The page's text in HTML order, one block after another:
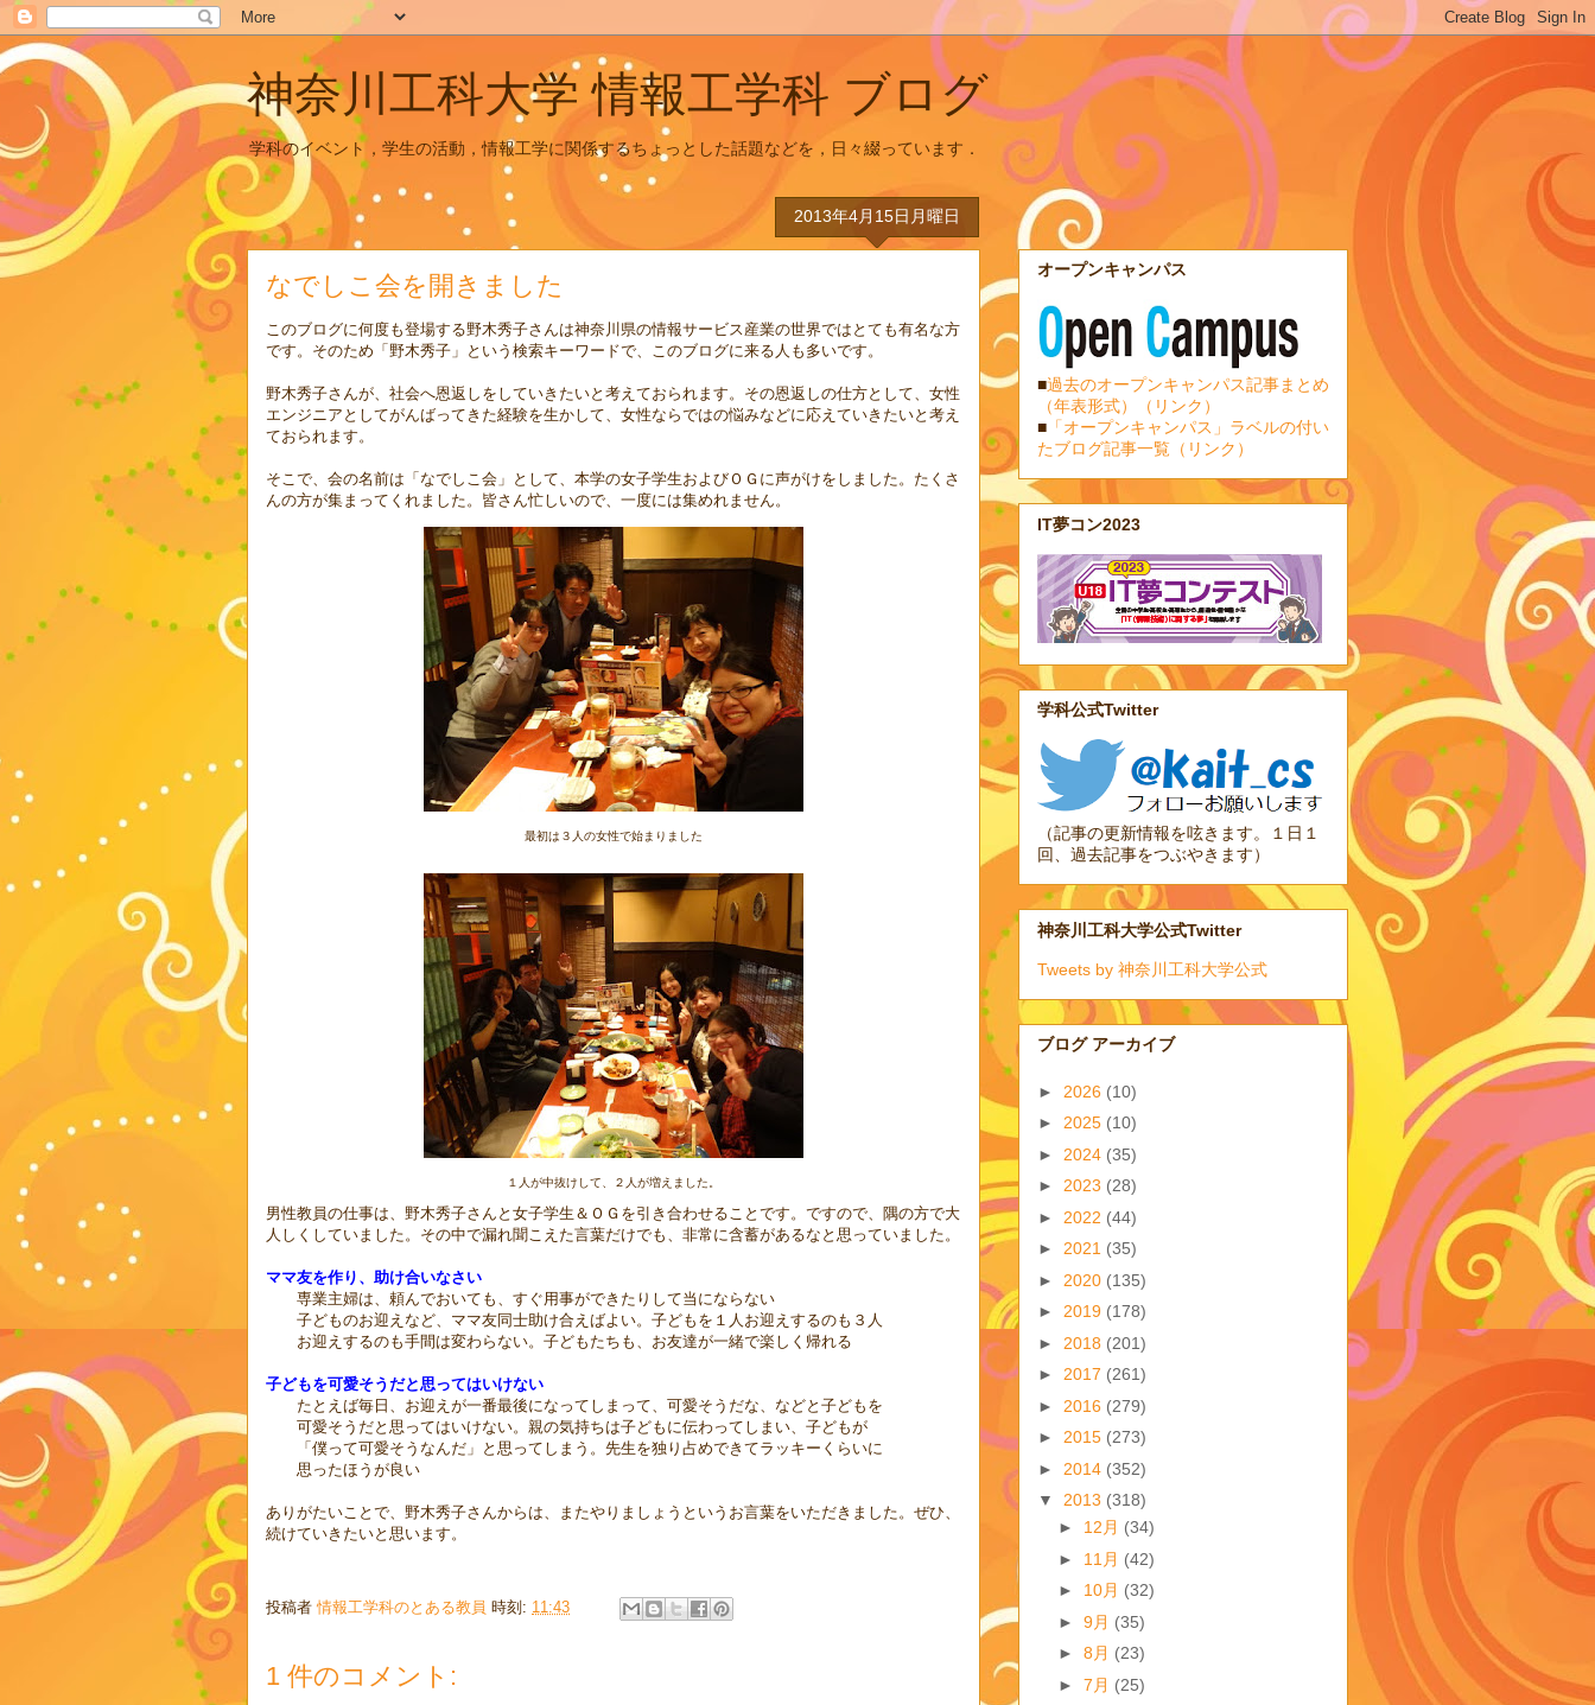
神奈川工科大学 情報工学科 ブログ
学科のイベント，学生の活動，情報工学に関係するちょっとした話題などを，日々綴っています．
2013年4月15日月曜日
なでしこ会を開きました
このブログに何度も登場する野木秀子さんは神奈川県の情報サービス産業の世界ではとても有名な方
です。そのため「野木秀子」という検索キーワードで、このブログに来る人も多いです。
野木秀子さんが、社会へ恩返しをしていきたいと考えておられます。その恩返しの仕方として、女性
エンジニアとしてがんばってきた経験を生かして、女性ならではの悩みなどに応えていきたいと考え
ておられます。
そこで、会の名前は「なでしこ会」として、本学の女子学生およびＯＧに声がけをしました。たくさ
んの方が集まってくれました。皆さん忙しいので、一度には集めれません。
最初は３人の女性で始まりました
１人が中抜けして、２人が増えました。
男性教員の仕事は、野木秀子さんと女子学生＆ＯＧを引き合わせることです。ですので、隅の方で大
人しくしていました。その中で漏れ聞こえた言葉だけでも、非常に含蓄があるなと思っていました。
ママ友を作り、助け合いなさい
専業主婦は、頼んでおいても、すぐ用事ができたりして当にならない
子どものお迎えなど、ママ友同士助け合えばよい。子どもを１人お迎えするのも３人
お迎えするのも手間は変わらない。子どもたちも、お友達が一緒で楽しく帰れる
子どもを可愛そうだと思ってはいけない
たとえば毎日、お迎えが一番最後になってしまって、可愛そうだな、などと子どもを
可愛そうだと思ってはいけない。親の気持ちは子どもに伝わってしまい、子どもが
「僕って可愛そうなんだ」と思ってしまう。先生を独り占めできてラッキーくらいに
思ったほうが良い
ありがたいことで、野木秀子さんからは、またやりましょうというお言葉をいただきました。ぜひ、
続けていきたいと思います。
投稿者情報工学科のとある教員 時刻: 11:43
1 件のコメント:
オープンキャンパス
■過去のオープンキャンパス記事まとめ
（年表形式）（リンク）
■ 「オープンキャンパス」ラベルの付い
たブログ記事一覧（リンク）
IT夢コン2023
学科公式Twitter
（記事の更新情報を呟きます。１日１
回、過去記事をつぶやきます）
神奈川工科大学公式Twitter
Tweets by 神奈川工科大学公式
ブログ アーカイブ
► 2026 (10)
► 2025 (10)
► 2024 (35)
► 2023 (28)
► 2022 (44)
► 2021 (35)
► 2020 (135)
► 2019 (178)
► 2018 (201)
► 2017 (261)
► 2016 (279)
► 2015 (273)
► 2014 (352)
▼ 2013 (318)
► 12月 (34)
► 11月 (42)
► 10月 (32)
► 9月 (35)
► 8月 (23)
► 7月 (25)